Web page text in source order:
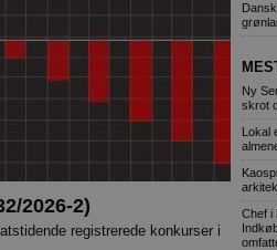
2026-2)
registrerede konkurser i
Ny
skrot
Lokal
Chef i